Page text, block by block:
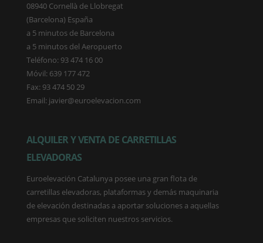
08940 Cornellà de Llobregat
(Barcelona) España
a 5 minutos de Barcelona
a 5 minutos del Aeropuerto
Teléfono: 93 474 16 00
Móvil: 639 177 472
Fax: 93 474 50 29
Email: javier@euroelevacion.com
ALQUILER Y VENTA DE CARRETILLAS
ELEVADORAS
Euroelevación Catalunya posee una gran flota de
carretillas elevadoras, plataformas y demás maquinaria
de elevación destinadas a aportar soluciones a aquellas
empresas que soliciten nuestros servicios.